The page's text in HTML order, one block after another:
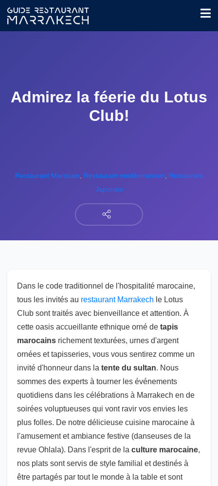
Admirez la féerie du Lotus
Club!
Restaurant Marocain Restaurant méditerranéen
Restaurant
Japonais
Dans le code traditionnel de l'hospitalité marocaine,
tous les invités au restaurant Marrakech le Lotus
Club sont traités avec bienveillance et attention. À
cette oasis accueillante ethnique orné de tapis
marocains richement texturées, urnes d'argent
ornées et tapisseries, vous vous sentirez comme un
invité d'honneur dans la tente du sultan. Nous
sommes des experts à tourner les événements
quotidiens dans les célébrations à Marrakech en de
soirées voluptueuses qui vont ravir vos envies les
plus folles. De notre délicieuse cuisine marocaine à
l'amusement et ambiance festive (danseuses de la
revue Ohlala). Dans l'esprit de la culture marocaine,
nos plats sont servis de style familial et destinés à
être partagés par tout le monde à la table et sont